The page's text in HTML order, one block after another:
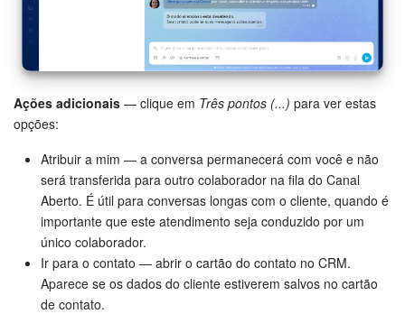
Ações adicionais — clique em Três pontos (...) para ver estas
opções:
Atribuir a mim — a conversa permanecerá com você e não
será transferida para outro colaborador na fila do Canal
Aberto. É útil para conversas longas com o cliente, quando é
importante que este atendimento seja conduzido por um
único colaborador.
Ir para o contato — abrir o cartão do contato no CRM.
Aparece se os dados do cliente estiverem salvos no cartão
de contato.